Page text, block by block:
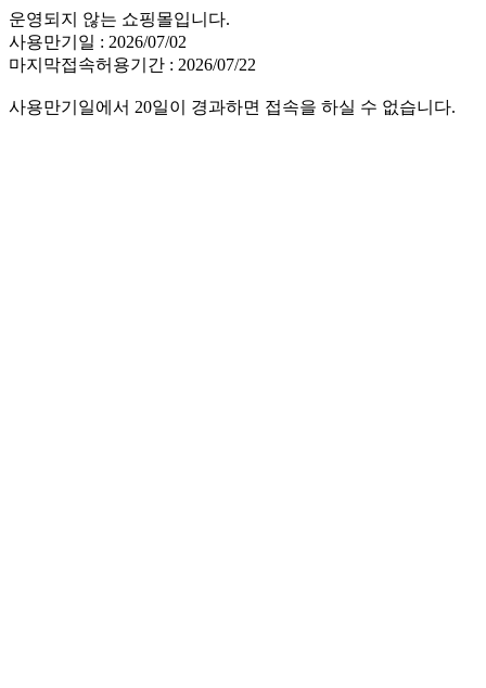
운영되지 않는 쇼핑몰입니다.
사용만기일 : 2026/07/02
마지막접속허용기간 : 2026/07/22
사용만기일에서 20일이 경과하면 접속을 하실 수 없습니다.